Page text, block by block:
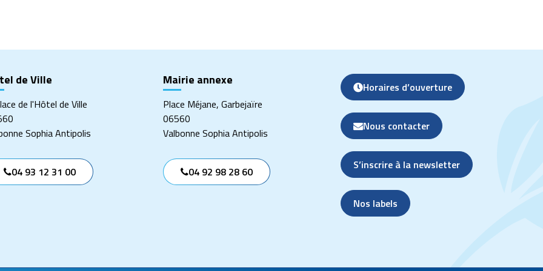
de Ville
de l'Hôtel de Ville
Sophia Antipolis
04 93 12 31 00
Mairie annexe
Place Méjane, Garbejaïre
06560
Valbonne Sophia Antipolis
04 92 98 28 60
Horaires d’ouverture
Nous contacter
S’inscrire à la newsletter
Nos labels